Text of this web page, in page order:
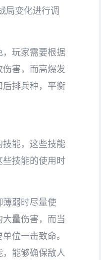
局变化进行调
，玩家需要根据
害，而高爆发
后排兵种，平衡
技能，这些技能
技能的使用时
薄弱时尽量使
量伤害，而当
位一击致命。
能够确保敌人